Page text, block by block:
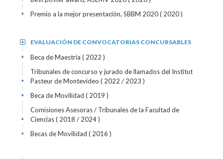
Premio a la mejor presentación, SBBM 2020( 2020 )
+
EVALUACIÓN DE CONVOCATORIAS CONCURSABLES
+
Beca de Maestría ( 2022 )
+
Tribunales de concurso y jurado de llamados del Institut
Pasteur de Montevideo ( 2022 / 2023 )
+
Beca de Movilidad ( 2019 )
+
Comisiones Asesoras / Tribunales de la Facultad de
Ciencias( 2018 / 2024 )
+
Becas de Movilidad ( 2016 )
+